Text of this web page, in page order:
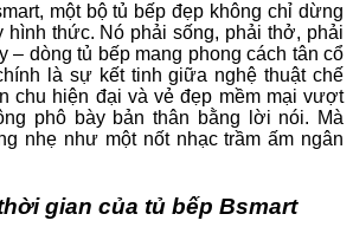
một bộ tủ bếp đẹp không chỉ dừng
hình thức. Nó phải sống, phải thở, phải
– dòng tủ bếp mang phong cách tân cổ
là sự kết tinh giữa nghệ thuật chế
chu hiện đại và vẻ đẹp mềm mại vượt
phô bày bản thân bằng lời nói. Mà
nhẹ như một nốt nhạc trầm ấm ngân
gian của tủ bếp Bsmart